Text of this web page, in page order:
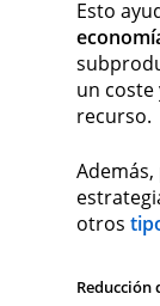
Esto
un coste
recurso.
otros
Reducción